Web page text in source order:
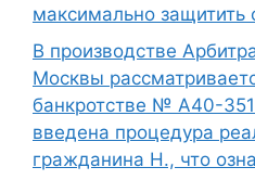
максимально защитить
В производстве
Москвы
банкротстве № А40-
введена процедура
гражданина Н., что